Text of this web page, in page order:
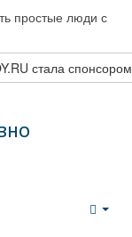
простые люди с
стала